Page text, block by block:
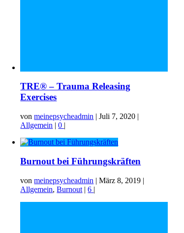
TRE® – Trauma Releasing
Exercises
vonmeinepsycheadmin |Juli 7, 2020 |
Allgemein |0 |
Burnout bei Führungskräften
vonmeinepsycheadmin |März 8, 2019 |
Allgemein,Burnout |6 |